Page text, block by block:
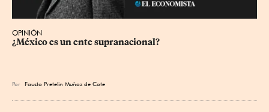
OPINIÓN
¿México es un ente supranacional?
Por Fausto Pretelin Muñoz de Cote